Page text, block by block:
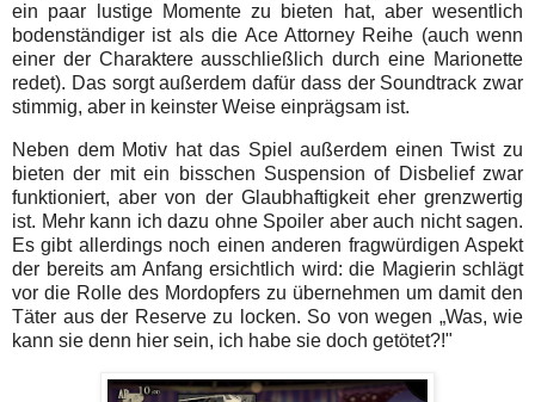
ein paar lustige Momente zu bieten hat, aber wesentlich
bodenständiger ist als die Ace Attorney Reihe (auch wenn
einer der Charaktere ausschließlich durch eine Marionette
redet). Das sorgt außerdem dafür dass der Soundtrack zwar
stimmig, aber in keinster Weise einprägsam ist.
Neben dem Motiv hat das Spiel außerdem einen Twist zu
bieten der mit ein bisschen Suspension of Disbelief zwar
funktioniert, aber von der Glaubhaftigkeit eher grenzwertig
ist. Mehr kann ich dazu ohne Spoiler aber auch nicht sagen.
Es gibt allerdings noch einen anderen fragwürdigen Aspekt
der bereits am Anfang ersichtlich wird: die Magierin schlägt
vor die Rolle des Mordopfers zu übernehmen um damit den
Täter aus der Reserve zu locken. So von wegen „Was, wie
kann sie denn hier sein, ich habe sie doch getötet?!"